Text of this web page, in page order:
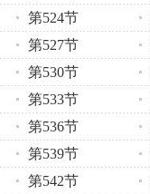
第524节
第527节
第530节
第533节
第536节
第539节
第542节